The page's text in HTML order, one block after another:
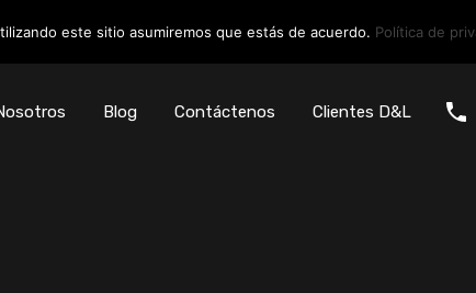
Blog Contáctenos Clientes D&L
este sitio asumiremos que estás de acuerdo. Política de